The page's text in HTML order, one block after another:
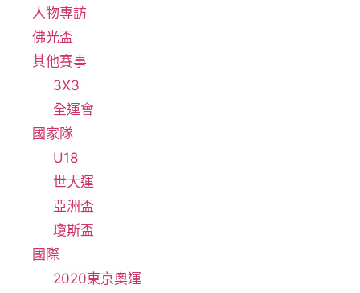
人物專訪
佛光盃
其他賽事
3X3
全運會
國家隊
U18
世大運
亞洲盃
瓊斯盃
國際
2020東京奧運